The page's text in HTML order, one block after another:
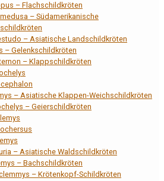
– Flachschildkröten
– Südamerikanische
– Asiatische Landschildkröten
– Gelenkschildkröten
– Klappschildkröten
– Asiatische Klappen-Weichschildkröten
– Geierschildkröten
– Asiatische Waldschildkröten
– Bachschildkröten
– Krötenkopf-Schildkröten